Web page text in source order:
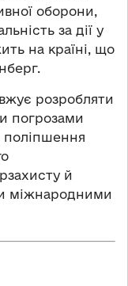
оборони,
за дії у
на країні, що
розробляти
погрозами
поліпшення
й
міжнародними